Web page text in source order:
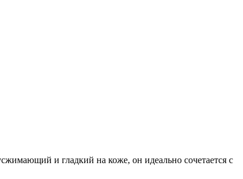
и гладкий на коже, он идеально сочетается с